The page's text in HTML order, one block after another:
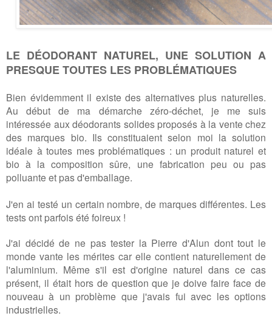
LE DÉODORANT NATUREL, UNE SOLUTION A
PRESQUE TOUTES LES PROBLÉMATIQUES
Bien évidemment il existe des alternatives plus naturelles.
Au début de ma démarche zéro-déchet, je me suis
intéressée aux déodorants solides proposés à la vente chez
des marques bio. Ils constituaient selon moi la solution
idéale à toutes mes problématiques : un produit naturel et
bio à la composition sûre, une fabrication peu ou pas
polluante et pas d'emballage.
J'en ai testé un certain nombre, de marques différentes. Les
tests ont parfois été foireux !
J'ai décidé de ne pas tester la Pierre d'Alun dont tout le
monde vante les mérites car elle contient naturellement de
l'aluminium. Même s'il est d'origine naturel dans ce cas
présent, il était hors de question que je doive faire face de
nouveau à un problème que j'avais fui avec les options
industrielles.